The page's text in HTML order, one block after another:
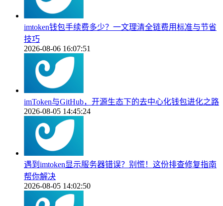
imtoken钱包手续费多少？一文理清全链费用标准与节省
技巧
2026-08-06 16:07:51
imToken与GitHub，开源生态下的去中心化钱包进化之路
2026-08-05 14:45:24
遇到imtoken显示服务器错误？别慌！这份排查修复指南
帮你解决
2026-08-05 14:02:50